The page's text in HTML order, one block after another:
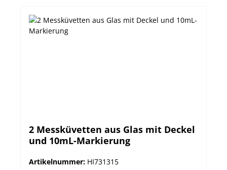
2 Messküvetten aus Glas mit Deckel
und 10mL-Markierung
Artikelnummer: HI731315